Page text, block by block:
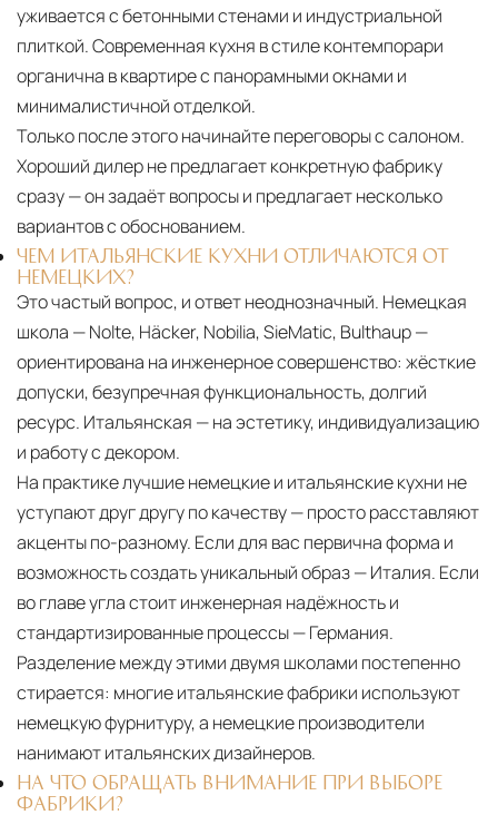
уживается с бетонными стенами и индустриальной
плиткой. Современная кухня в стиле контемпорари
органична в квартире с панорамными окнами и
минималистичной отделкой.
Только после этого начинайте переговоры с салоном.
Хороший дилер не предлагает конкретную фабрику
сразу — он задаёт вопросы и предлагает несколько
вариантов с обоснованием.
ЧЕМ ИТАЛЬЯНСКИЕ КУХНИ ОТЛИЧАЮТСЯ ОТ
НЕМЕЦКИХ?
Это частый вопрос, и ответ неоднозначный. Немецкая
школа — Nolte, Häcker, Nobilia, SieMatic, Bulthaup —
ориентирована на инженерное совершенство: жёсткие
допуски, безупречная функциональность, долгий
ресурс. Итальянская — на эстетику, индивидуализацию
и работу с декором.
На практике лучшие немецкие и итальянские кухни не
уступают друг другу по качеству — просто расставляют
акценты по-разному. Если для вас первична форма и
возможность создать уникальный образ — Италия. Если
во главе угла стоит инженерная надёжность и
стандартизированные процессы — Германия.
Разделение между этими двумя школами постепенно
стирается: многие итальянские фабрики используют
немецкую фурнитуру, а немецкие производители
нанимают итальянских дизайнеров.
НА ЧТО ОБРАЩАТЬ ВНИМАНИЕ ПРИ ВЫБОРЕ
ФАБРИКИ?